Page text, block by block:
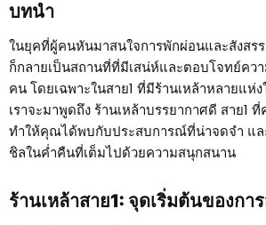
บทนำ
ในยุคที่ผู้คนหันมาสนใจการพักผ่อนและสังสร
ก็กลายเป็นสถานที่ที่มีเสน่ห์และตอบโจทย์คว
คน โดยเฉพาะในสาย1 ที่มีร้านเหล้าหลายแห่
เราจะมาพูดถึง ร้านเหล้าบรรยากาศดี สาย1
ทำให้คุณได้พบกับประสบการณ์ที่น่าจดจำ แล
ชิลในค่ำคืนที่เต็มไปด้วยความสนุกสนาน
ร้านเหล้าสาย1: จุดเริ่มต้นของกา